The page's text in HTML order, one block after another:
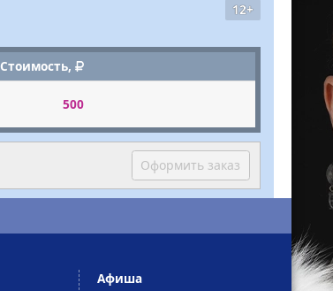
12+
Стоимость,
500
Оформить заказ
Афиша